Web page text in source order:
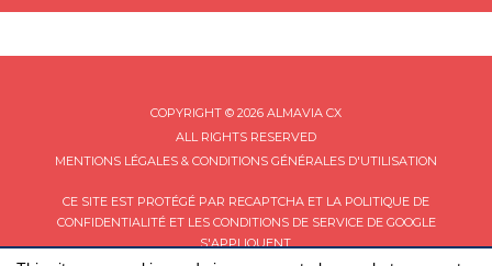
COPYRIGHT © 2026 ALMAVIA CX
ALL RIGHTS RESERVED
MENTIONS LÉGALES & CONDITIONS GÉNÉRALES D'UTILISATION
CE SITE EST PROTÉGÉ PAR RECAPTCHA ET LA POLITIQUE DE
CONFIDENTIALITÉET LES CONDITIONS DE SERVICEDE GOOGLE
S'APPLIQUENT.